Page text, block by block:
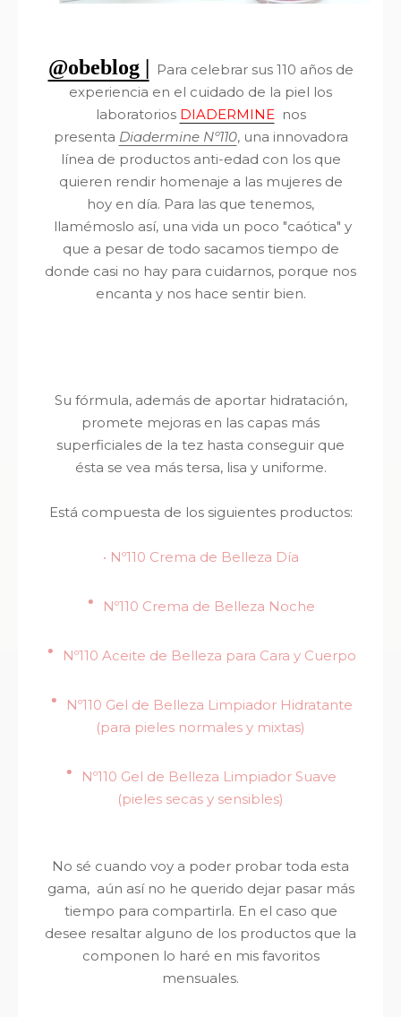
@obeblog | Para celebrar sus 110 años de
experiencia en el cuidado de la piel los
laboratorios DIADERMINEnos
presenta Diadermine Nº110, una innovadora
línea de productos anti-edad con los que
quieren rendir homenaje a las mujeres de
hoy en día. Para las que tenemos,
llamémoslo así, una vida un poco "caótica" y
que a pesar de todo sacamos tiempo de
donde casi no hay para cuidarnos, porque nos
encanta y nos hace sentir bien.
Su fórmula, además de aportar hidratación,
promete mejoras en las capas más
superficiales de la tez hasta conseguir que
ésta se vea más tersa, lisa y uniforme.
Está compuesta de los siguientes productos:
· Nº110 Crema de Belleza Día
· Nº110 Crema de Belleza Noche
· Nº110 Aceite de Belleza para Cara y Cuerpo
·
Nº110 Gel de Belleza Limpiador Hidratante
(para pieles normales y mixtas)
·
Nº110 Gel de Belleza Limpiador Suave
(pieles secas y sensibles)
No sé cuando voy a poder probar toda esta
gama, aún así no he querido dejar pasar más
tiempo para compartirla. En el caso que
desee resaltar alguno de los productos que la
componen lo haré en mis favoritos
mensuales.